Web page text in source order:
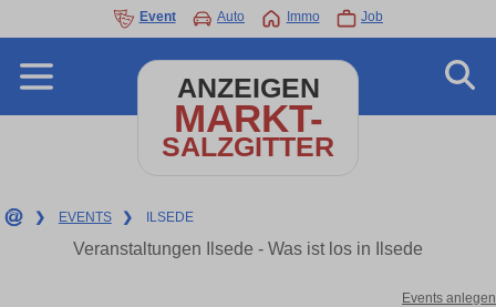
Event Auto Immo Job
ANZEIGEN
MARKT-
SALZGITTER
❯ EVENTS ❯ ILSEDE
Veranstaltungen Ilsede - Was ist los in Ilsede
Events anlegen